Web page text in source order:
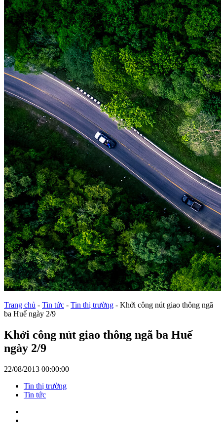
Trang chủ - Tin tức - Tin thị trường - Khởi công nút giao thông ngã
ba Huế ngày 2/9
Khởi công nút giao thông ngã ba Huế
ngày 2/9
22/08/2013 00:00:00
Tin thị trường
Tin tức